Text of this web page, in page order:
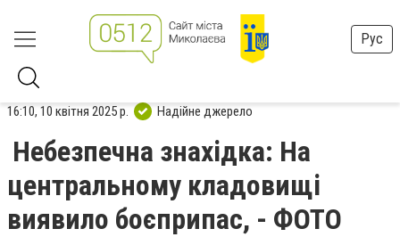
Рус
16:10, 10 квітня 2025 р. Надійне джерело
Небезпечна знахідка: На
центральному кладовищі
виявило боєприпас, - ФОТО